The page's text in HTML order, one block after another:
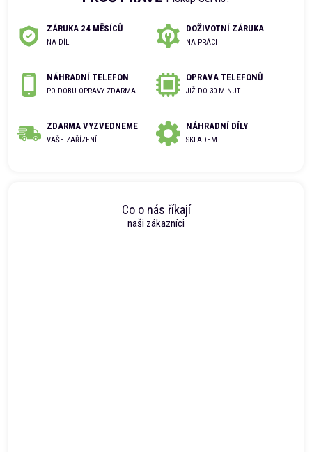
ZÁRUKA 24 MĚSÍCŮ
NA DÍL
DOŽIVOTNÍ ZÁRUKA
NA PRÁCI
NÁHRADNÍ TELEFON
PO DOBU OPRAVY ZDARMA
OPRAVA TELEFONŮ
JIŽ DO 30 MINUT
ZDARMA VYZVEDNEME
VAŠE ZAŘÍZENÍ
NÁHRADNÍ DÍLY
SKLADEM
Co o nás říkají
naši zákazníci